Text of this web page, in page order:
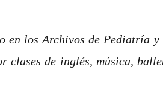
en los Archivos de Pediatría
clases de inglés, música,